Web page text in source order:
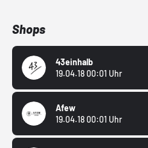
Shops
43einhalb
19.04.18 00:01 Uhr
Afew
19.04.18 00:01 Uhr